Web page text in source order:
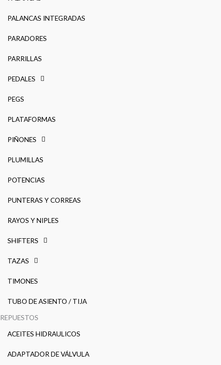
PALANCAS INTEGRADAS
PARADORES
PARRILLAS
PEDALES
PEGS
PLATAFORMAS
PIÑONES
PLUMILLAS
POTENCIAS
PUNTERAS Y CORREAS
RAYOS Y NIPLES
SHIFTERS
TAZAS
TIMONES
TUBO DE ASIENTO / TIJA
REPUESTOS
ACEITES HIDRAULICOS
ADAPTADOR DE VÁLVULA